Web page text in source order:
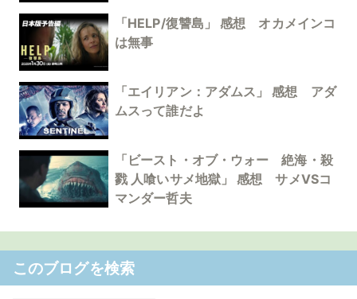
「HELP/復讐島」 感想 オカメインコ
は無事
「エイリアン：アダムス」 感想 アダ
ムスって誰だよ
「ビースト・オブ・ウォー 絶海・殺
戮 人喰いサメ地獄」 感想 サメVSコ
マンダー哲夫
このブログを検索